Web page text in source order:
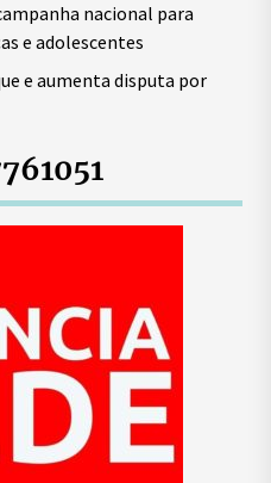
nacional para
e adolescentes
e aumenta disputa por